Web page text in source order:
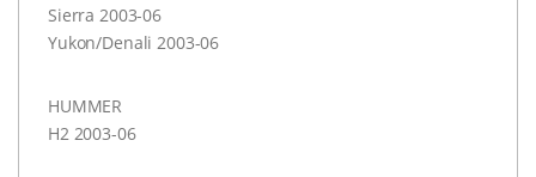
Sierra 2003-06
Yukon/Denali 2003-06
HUMMER
H2 2003-06